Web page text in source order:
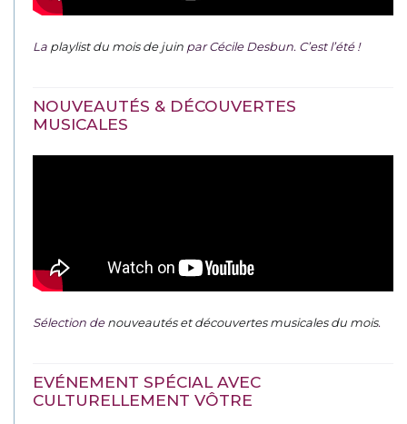
La playlist du mois de juin par Cécile Desbun. C’est l’été !
NOUVEAUTÉS & DÉCOUVERTES
MUSICALES
Sélection denouveautés et découvertes musicales du mois.
EVÉNEMENT SPÉCIAL AVEC
CULTURELLEMENT VÔTRE